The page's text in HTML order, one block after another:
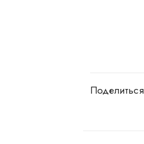
Поделиться